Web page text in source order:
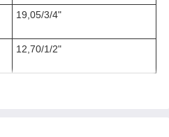
19,05/3/4"
12,70/1/2"